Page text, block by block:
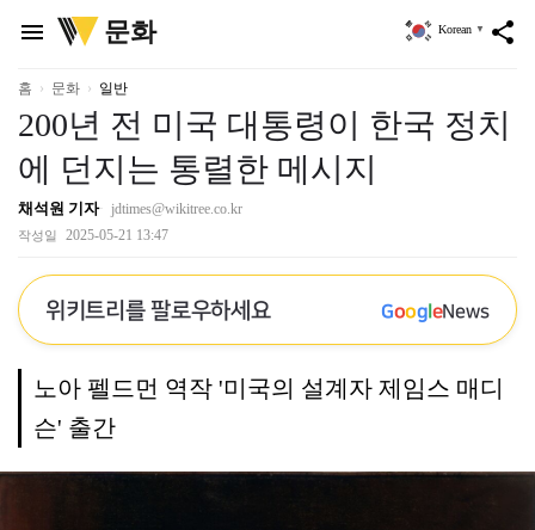
menu
위
키
리
문화 share
Korean ▼
홈 문화 일반
200년 전 미국 대통령이 한국 정치
에 던지는 통렬한 메시지
채석원 기자 jdtimes@wikitree.co.kr
작성일 2025-05-21 13:47
위키트리를 팔로우하세요 GoogleNews
노아 펠드먼 역작 '미국의 설계자 제임스 매디
슨' 출간